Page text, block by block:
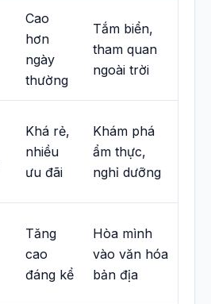
Cao
hơn
ngày
thường
Tắm biển,
tham quan
ngoài trời
Khá rẻ,
nhiều
ưu đãi
Khám phá
ẩm thực,
nghỉ dưỡng
Tăng
cao
đáng kể
Hòa mình
vào văn hóa
bản địa